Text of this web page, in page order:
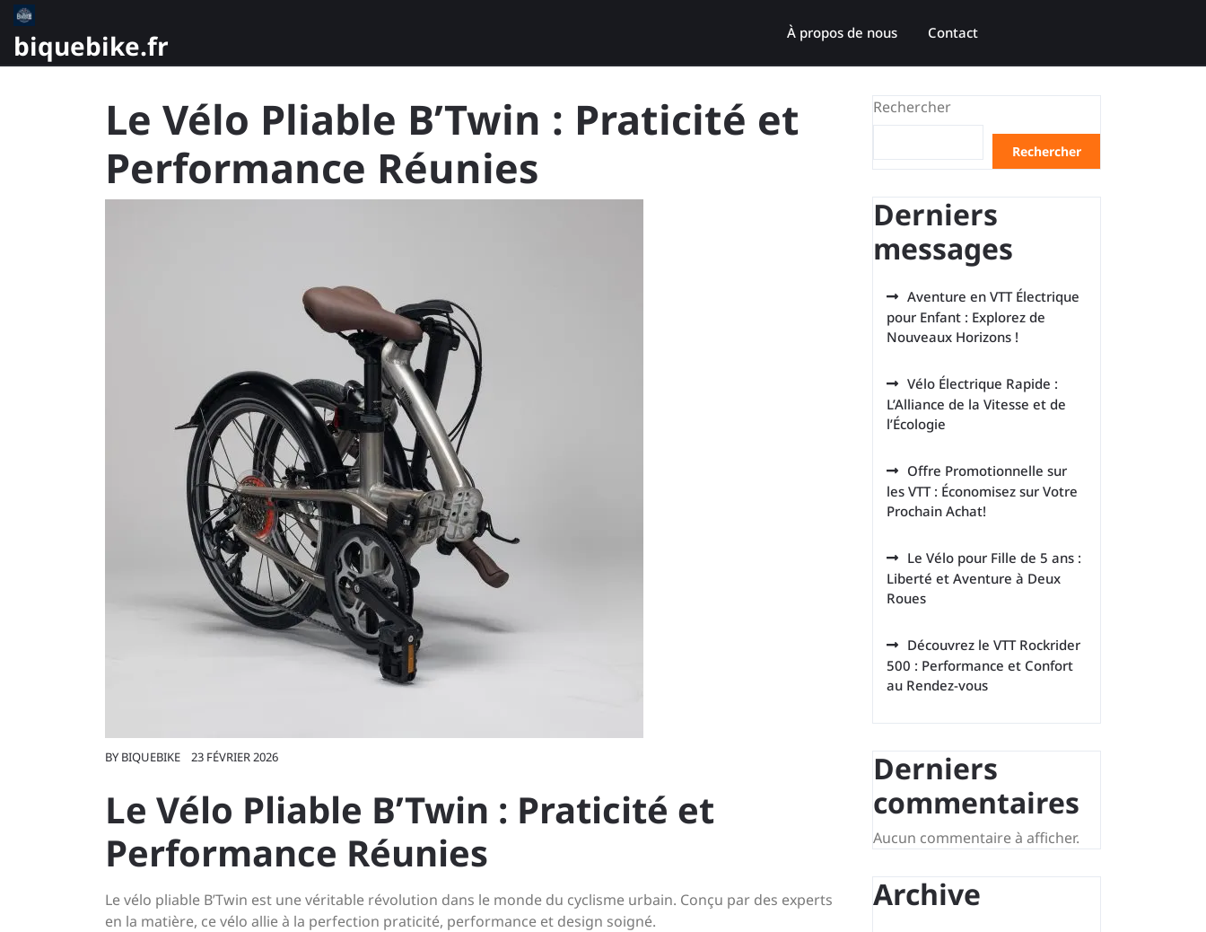
Skip
content
biquebike.fr À propos de nous Contact
Le Vélo Pliable B’Twin : Praticité et
Performance Réunies
BY BIQUEBIKE 23 FÉVRIER 2026
Le Vélo Pliable B’Twin : Praticité et
Performance Réunies
Le vélo pliable B’Twin est une véritable révolution dans le monde du cyclisme urbain. Conçu par des experts
en la matière, ce vélo allie à la perfection praticité, performance et design soigné.
Rechercher
Rechercher
Derniers
messages
Aventure en VTT Électrique
pour Enfant : Explorez de
Nouveaux Horizons !
Vélo Électrique Rapide :
L’Alliance de la Vitesse et de
l’Écologie
Offre Promotionnelle sur
les VTT : Économisez sur Votre
Prochain Achat!
Le Vélo pour Fille de 5 ans :
Liberté et Aventure à Deux
Roues
Découvrez le VTT Rockrider
500 : Performance et Confort
au Rendez-vous
Derniers
commentaires
Aucun commentaire à afficher.
Archive